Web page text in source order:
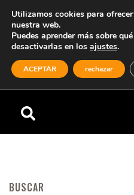
Menú
BUSCAR
Utilizamos cookies para
nuestra web.
Puedes aprender más sobre
desactivarlas en los ajustes.
ACEPTAR rechazar